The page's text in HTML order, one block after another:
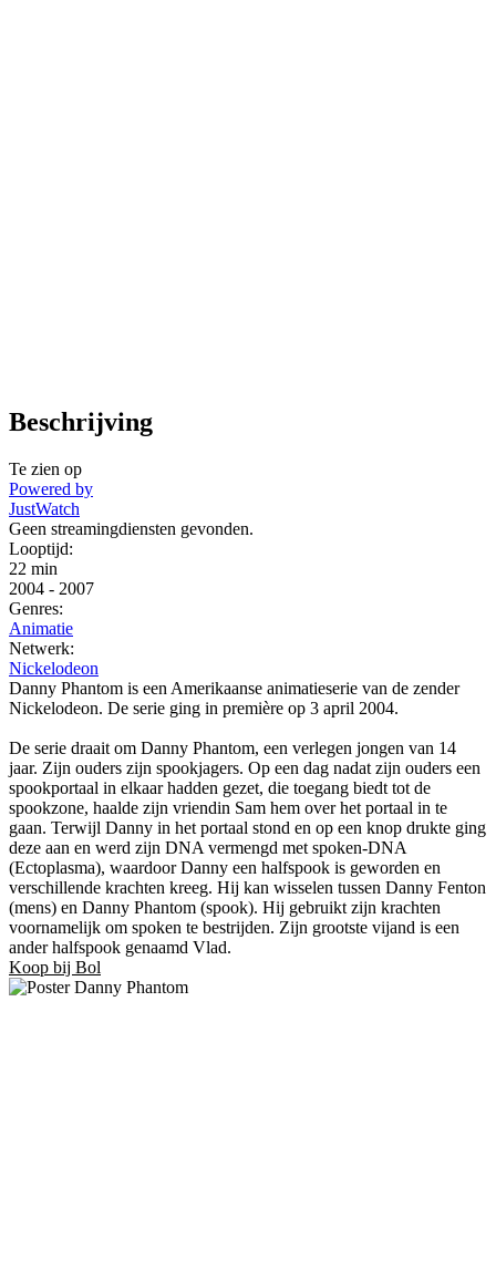
Beschrijving
Te zien op
Powered by
JustWatch
Geen streamingdiensten gevonden.
Looptijd:
22 min
2004 - 2007
Genres:
Animatie
Netwerk:
Nickelodeon
Danny Phantom is een Amerikaanse animatieserie van de zender
Nickelodeon. De serie ging in première op 3 april 2004.
De serie draait om Danny Phantom, een verlegen jongen van 14
jaar. Zijn ouders zijn spookjagers. Op een dag nadat zijn ouders een
spookportaal in elkaar hadden gezet, die toegang biedt tot de
spookzone, haalde zijn vriendin Sam hem over het portaal in te
gaan. Terwijl Danny in het portaal stond en op een knop drukte ging
deze aan en werd zijn DNA vermengd met spoken-DNA
(Ectoplasma), waardoor Danny een halfspook is geworden en
verschillende krachten kreeg. Hij kan wisselen tussen Danny Fenton
(mens) en Danny Phantom (spook). Hij gebruikt zijn krachten
voornamelijk om spoken te bestrijden. Zijn grootste vijand is een
ander halfspook genaamd Vlad.
Koop bij Bol